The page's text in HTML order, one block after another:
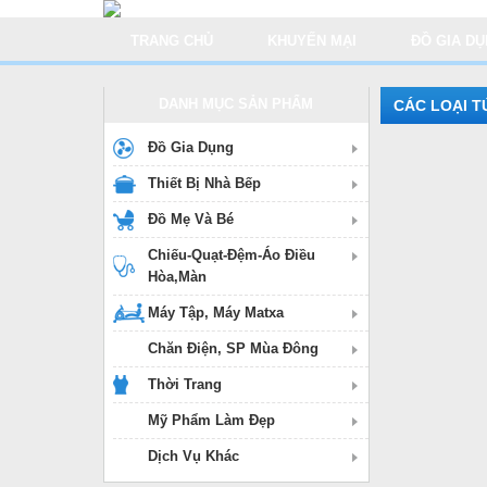
CÁC LOẠI
Đồ Gia Dụng
Thiết Bị Nhà Bếp
Đồ Mẹ Và Bé
Chiếu-Quạt-Đệm-Áo Điều
Hòa,Màn
Máy Tập, Máy Matxa
Chăn Điện, SP Mùa Đông
Thời Trang
Mỹ Phẩm Làm Đẹp
Dịch Vụ Khác